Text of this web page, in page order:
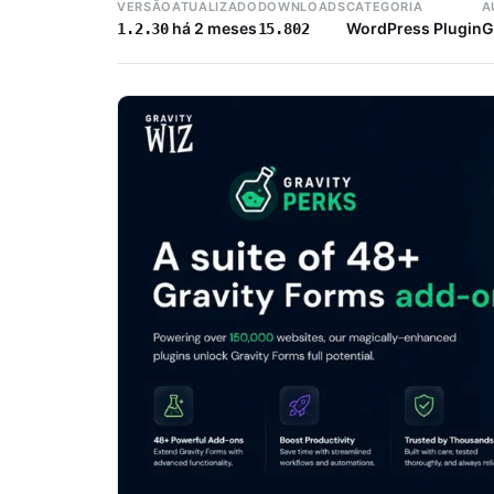
VERSÃO
1.2.30
ATUALIZADO
há 2 meses
DOWNLOADS
15.802
CATEGORIA
WordPress Plugin